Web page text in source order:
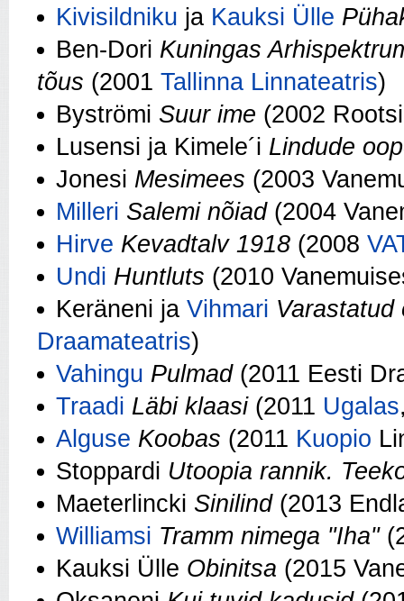
Kivisildniku ja Kauksi Ülle
Ben-Dori Kuningas
tõus (2001 Tallinna Linnateatris)
Byströmi Suur ime (2002
Lusensi ja Kimele´i Lindude
Jonesi Mesimees (2003
Milleri Salemi nõiad (2004
Hirve Kevadtalv 1918 (2008
Undi Huntluts (2010
Keräneni ja Vihmari
Draamateatris)
Vahingu Pulmad(2011 Eesti
Traadi Läbi klaasi (2011 Ugalas
Alguse Koobas (2011 Kuopio
Stoppardi Utoopia rannik.
Maeterlincki Sinilind(2013
Williamsi Tramm nimega "Iha"
Kauksi Ülle Obinitsa (2015